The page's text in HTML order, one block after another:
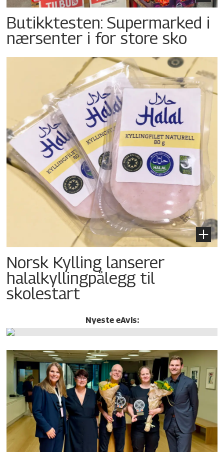
Butikktesten: Supermarked i
nærsenter i for store sko
Norsk Kylling lanserer
halalkylling­pålegg til
skolestart
Nyeste eAvis: